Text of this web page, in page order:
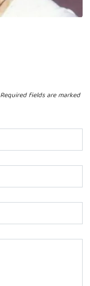
Required fields are marked